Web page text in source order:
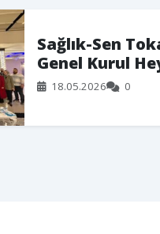
Sağlık-Sen
Genel Kurul
18.05.2026 0